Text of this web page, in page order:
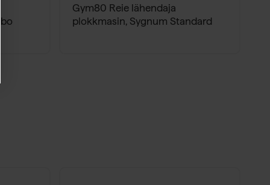
Gym80 Reie lähendaja
plokkmasin, Sygnum Standard